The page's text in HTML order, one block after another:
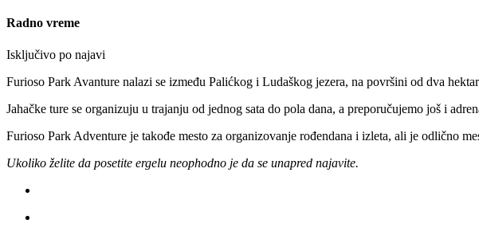
Radno vreme
Isključivo po najavi
Furioso Park Avanture nalazi se između Palićkog i Ludaškog jezera, na površini od dva
Jahačke ture se organizuju u trajanju od jednog sata do pola dana, a preporučujemo još i
Furioso Park Adventure je takođe mesto za organizovanje rođendana i izleta, ali je odlično
Ukoliko želite da posetite ergelu neophodno je da se unapred najavite.